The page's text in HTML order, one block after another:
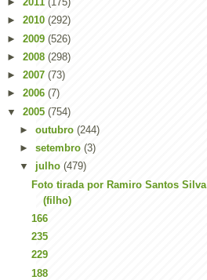
► 2010 (292)
► 2009 (526)
► 2008 (298)
► 2007 (73)
► 2006 (7)
▼ 2005 (754)
► outubro (244)
► setembro (3)
▼ julho (479)
Foto tirada por Ramiro Santos Silva
(filho)
166
235
229
188